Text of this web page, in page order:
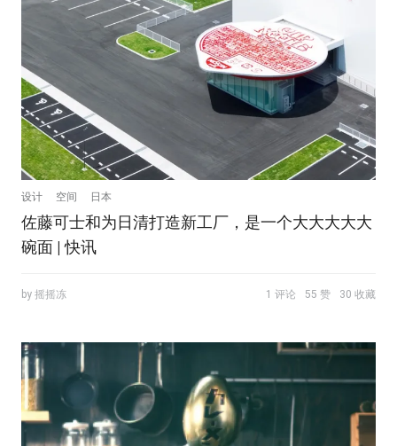
设计 空间 日本
佐藤可士和为日清打造新工厂，是一个大大大大大
碗面 | 快讯
by 摇摇冻 1 评论 55 赞 30 收藏